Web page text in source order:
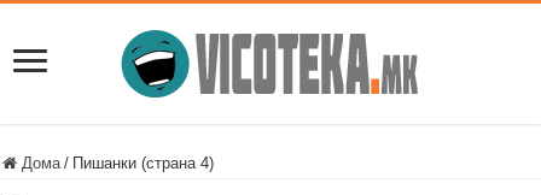
Дома / Пишанки (страна 4)